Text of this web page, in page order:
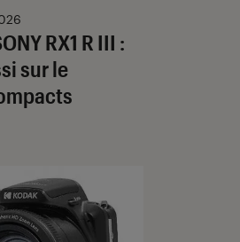
RX1 R III :
sur le
sur 5